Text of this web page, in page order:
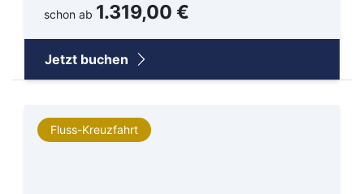
schon ab 1.319,00 €
Jetzt buchen
Fluss-Kreuzfahrt